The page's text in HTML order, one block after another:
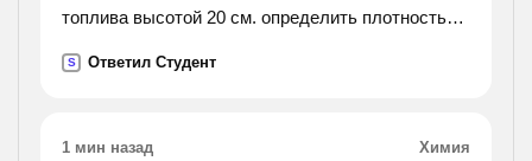
топлива высотой 20 см. определить плотность
S Ответил Студент
1 мин назад Химия